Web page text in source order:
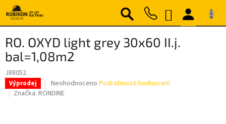
Přejít
na
obsah
NÁKUPNÍ
KOŠÍK
RO. OXYD light grey 30x60 II.j.
bal=1,08m2
J88052
Výprodej
Průměrné
hodnocení
Neohodnoceno Podrobnosti hodnocení
Značka: RONDINE